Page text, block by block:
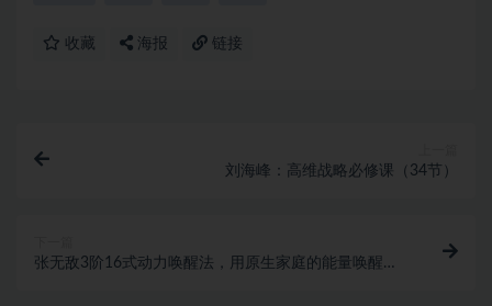
收藏 海报 链接
刘海峰：高维战略必修课（34节）
张无敌3阶16式动力唤醒法，用原生家庭的能量唤醒学